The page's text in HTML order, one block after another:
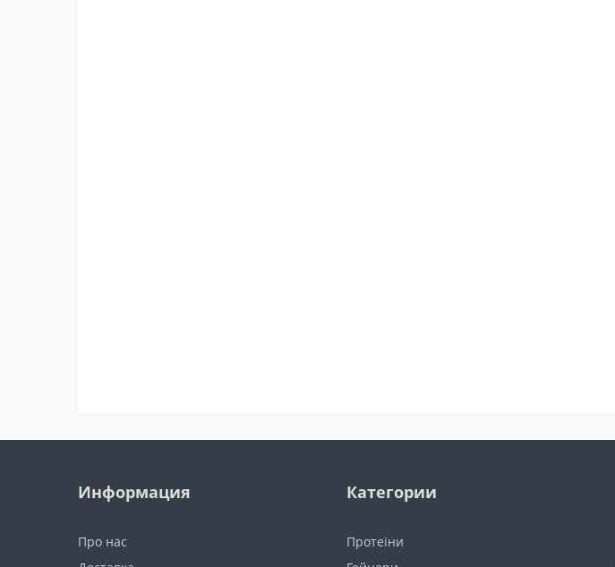
Информация
Про нас
Категории
Протеїни